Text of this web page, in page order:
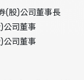
(股)公司董事長
公司董事
公司董事